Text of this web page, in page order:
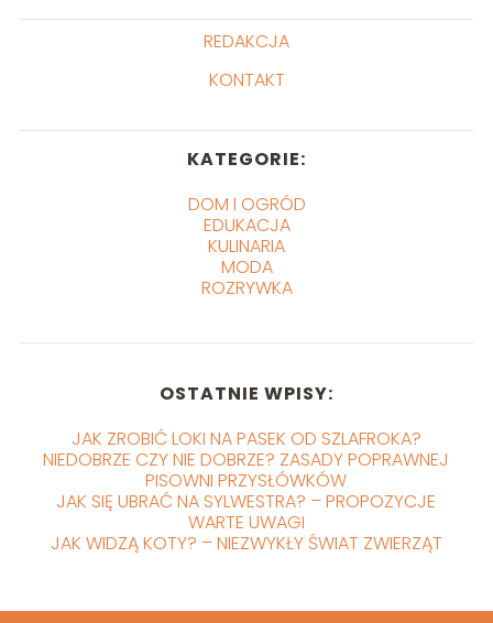
REDAKCJA
KONTAKT
KATEGORIE:
DOM I OGRÓD
EDUKACJA
KULINARIA
MODA
ROZRYWKA
OSTATNIE WPISY:
JAK ZROBIĆ LOKI NA PASEK OD SZLAFROKA?
NIEDOBRZE CZY NIE DOBRZE? ZASADY POPRAWNEJ
PISOWNI PRZYSŁÓWKÓW
JAK SIĘ UBRAĆ NA SYLWESTRA? – PROPOZYCJE
WARTE UWAGI
JAK WIDZĄ KOTY? – NIEZWYKŁY ŚWIAT ZWIERZĄT